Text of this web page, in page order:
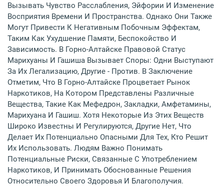
Вызывать Чувство Расслабления, Эйфории И Изменение
Восприятия Времени И Пространства. Однако Они Также
Могут Привести К Негативным Побочным Эффектам,
Таким Как Ухудшение Памяти, Беспокойство И
Зависимость. В Горно-Алтайске Правовой Статус
Марихуаны И Гашиша Вызывает Споры: Одни Выступают
За Их Легализацию, Другие - Против. В Заключение
Отметим, Что В Горно-Алтайске Процветает Рынок
Наркотиков, На Котором Представлены Различные
Вещества, Такие Как Мефедрон, Закладки, Амфетамины,
Марихуана И Гашиш. Хотя Некоторые Из Этих Веществ
Широко Известны И Регулируются, Другие Нет, Что
Делает Их Потенциально Опасными Для Тех, Кто Решит
Их Использовать. Людям Важно Понимать
Потенциальные Риски, Связанные С Употреблением
Наркотиков, И Принимать Обоснованные Решения
Относительно Своего Здоровья И Благополучия.